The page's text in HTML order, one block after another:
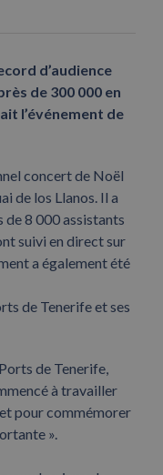
d’audience
de 300 000 en
l’événement de
concert de Noël
de los Llanos. Il a
de 8 000 assistants
suivi en direct sur
a également été
de Tenerife et ses
de Tenerife,
à travailler
pour commémorer
».